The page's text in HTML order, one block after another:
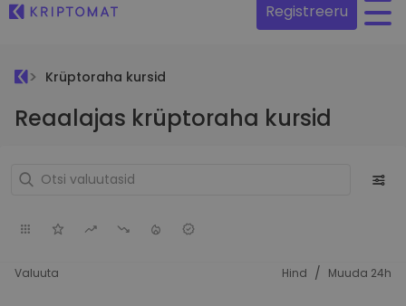
Registreeru
Krüptoraha kursid
Reaalajas krüptoraha kursid
Valuuta Hind / Muuda 24h